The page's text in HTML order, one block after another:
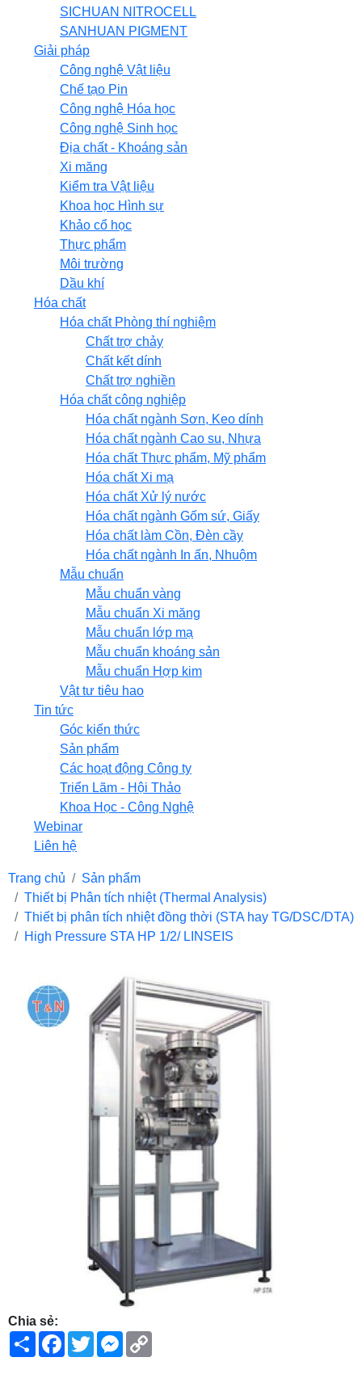
SICHUAN NITROCELL
SANHUAN PIGMENT
Giải pháp
Công nghệ Vật liệu
Chế tạo Pin
Công nghệ Hóa học
Công nghệ Sinh học
Địa chất - Khoáng sản
Xi măng
Kiểm tra Vật liệu
Khoa học Hình sự
Khảo cổ học
Thực phẩm
Môi trường
Dầu khí
Hóa chất
Hóa chất Phòng thí nghiệm
Chất trợ chảy
Chất kết dính
Chất trợ nghiền
Hóa chất công nghiệp
Hóa chất ngành Sơn, Keo dính
Hóa chất ngành Cao su, Nhựa
Hóa chất Thực phẩm, Mỹ phẩm
Hóa chất Xi mạ
Hóa chất Xử lý nước
Hóa chất ngành Gốm sứ, Giấy
Hóa chất làm Cồn, Đèn cầy
Hóa chất ngành In ấn, Nhuộm
Mẫu chuẩn
Mẫu chuẩn vàng
Mẫu chuẩn Xi măng
Mẫu chuẩn lớp mạ
Mẫu chuẩn khoáng sản
Mẫu chuẩn Hợp kim
Vật tư tiêu hao
Tin tức
Góc kiến thức
Sản phẩm
Các hoạt động Công ty
Triển Lãm - Hội Thảo
Khoa Học - Công Nghệ
Webinar
Liên hệ
Trang chủ
Sản phẩm
Thiết bị Phân tích nhiệt (Thermal Analysis)
Thiết bị phân tích nhiệt đồng thời (STA hay TG/DSC/DTA)
High Pressure STA HP 1/2/ LINSEIS
Chia sẻ:
ShareFacebook
TwitterMessenger